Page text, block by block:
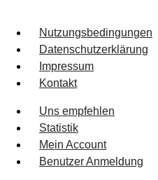
Nutzungsbedingungen
Datenschutzerklärung
Impressum
Kontakt
Uns empfehlen
Statistik
Mein Account
Benutzer Anmeldung